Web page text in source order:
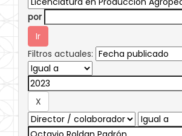
por
Filtros actuales: